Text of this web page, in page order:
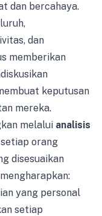
dan bercahaya.
dan
memberikan
keputusan
mereka.
melalui analisis
orang
disesuaikan
yang personal
setiap